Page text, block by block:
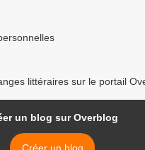
littéraires sur le portail
un blog sur Overblog